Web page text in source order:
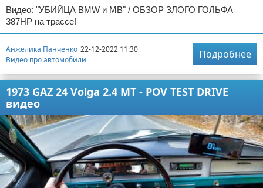
Видео: "УБИЙЦА BMW и MB" / ОБЗОР ЗЛОГО ГОЛЬФА
387HP на трассе!
Анжелика Панченко 22-12-2022 11:30
Видео про автомобили
Подробнее
1973 GAZ 24 Volga 2.4 MT - POV TEST DRIVE
видео